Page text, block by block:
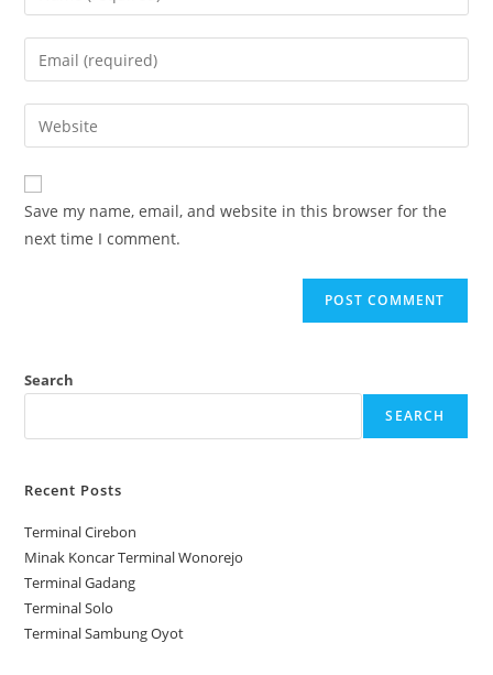
your
name
comment
Enter
your
email
address
comment
Enter
your
website
URL
(optional)
Save my name, email, and website in this browser for the
next time I comment.
Search
SEARCH
Recent Posts
Terminal Cirebon
Minak Koncar Terminal Wonorejo
Terminal Gadang
Terminal Solo
Terminal Sambung Oyot